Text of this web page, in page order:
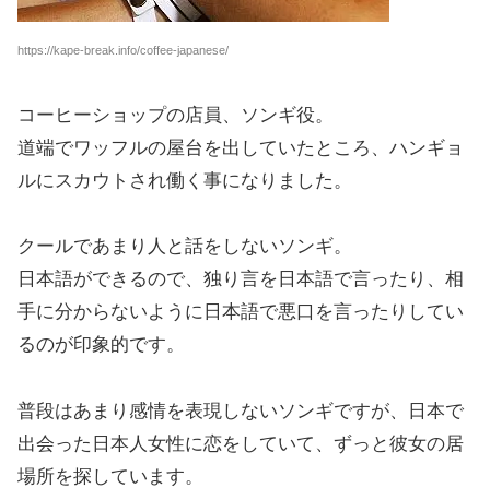
https://kape-break.info/coffee-japanese/
コーヒーショップの店員、ソンギ役。
道端でワッフルの屋台を出していたところ、ハンギョ
ルにスカウトされ働く事になりました。
クールであまり人と話をしないソンギ。
日本語ができるので、独り言を日本語で言ったり、相
手に分からないように日本語で悪口を言ったりしてい
るのが印象的です。
普段はあまり感情を表現しないソンギですが、日本で
出会った日本人女性に恋をしていて、ずっと彼女の居
場所を探しています。